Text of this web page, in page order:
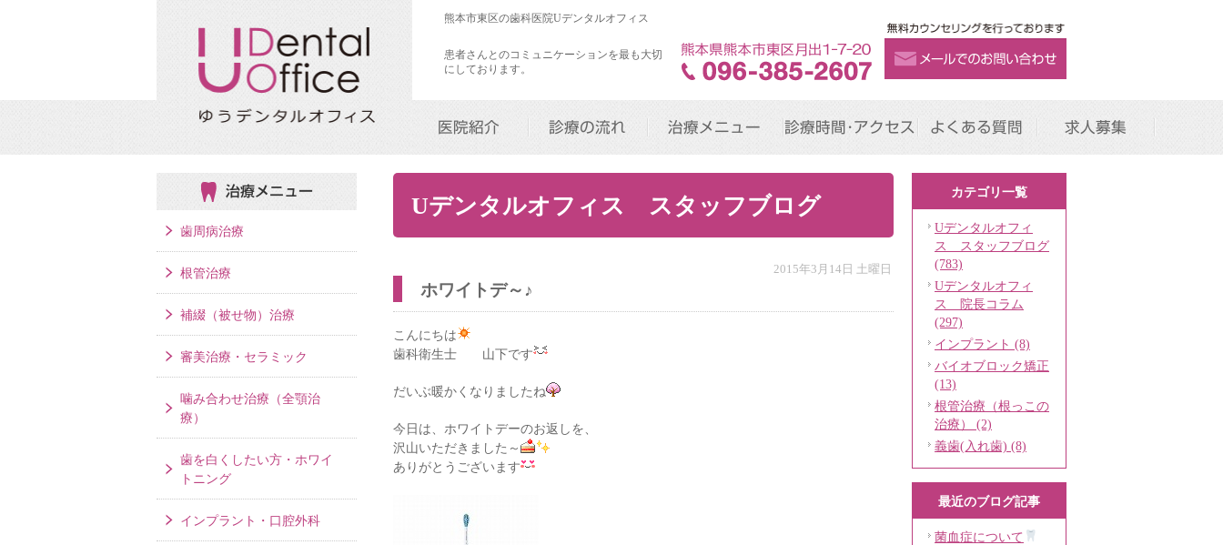
熊本市東区の歯科医院Uデンタルオフィス
患者さんとのコミュニケーションを最も大切
にしております。
医院紹介 診療の流れ 治療メニュー 診療時間･アクセス よくある質問 求人募集
Uデンタルオフィス スタッフブログ
2015年3月14日 土曜日
ホワイトデ～♪
こんにちは
歯科衛生士 山下です
だいぶ暖かくなりましたね
今日は、ホワイトデーのお返しを、
沢山いただきました～
ありがとうございます
カテゴリ一覧
Uデンタルオフィ
ス スタッフブログ
(783)
Uデンタルオフィ
ス 院長コラム
(297)
インプラント (8)
バイオブロック矯正
(13)
根管治療（根っこの
治療） (2)
義歯(入れ歯) (8)
最近のブログ記事
菌血症について
治療メニュー
歯周病治療
根管治療
補綴（被せ物）治療
審美治療・セラミック
噛み合わせ治療（全顎治
療）
歯を白くしたい方・ホワイ
トニング
インプラント・口腔外科